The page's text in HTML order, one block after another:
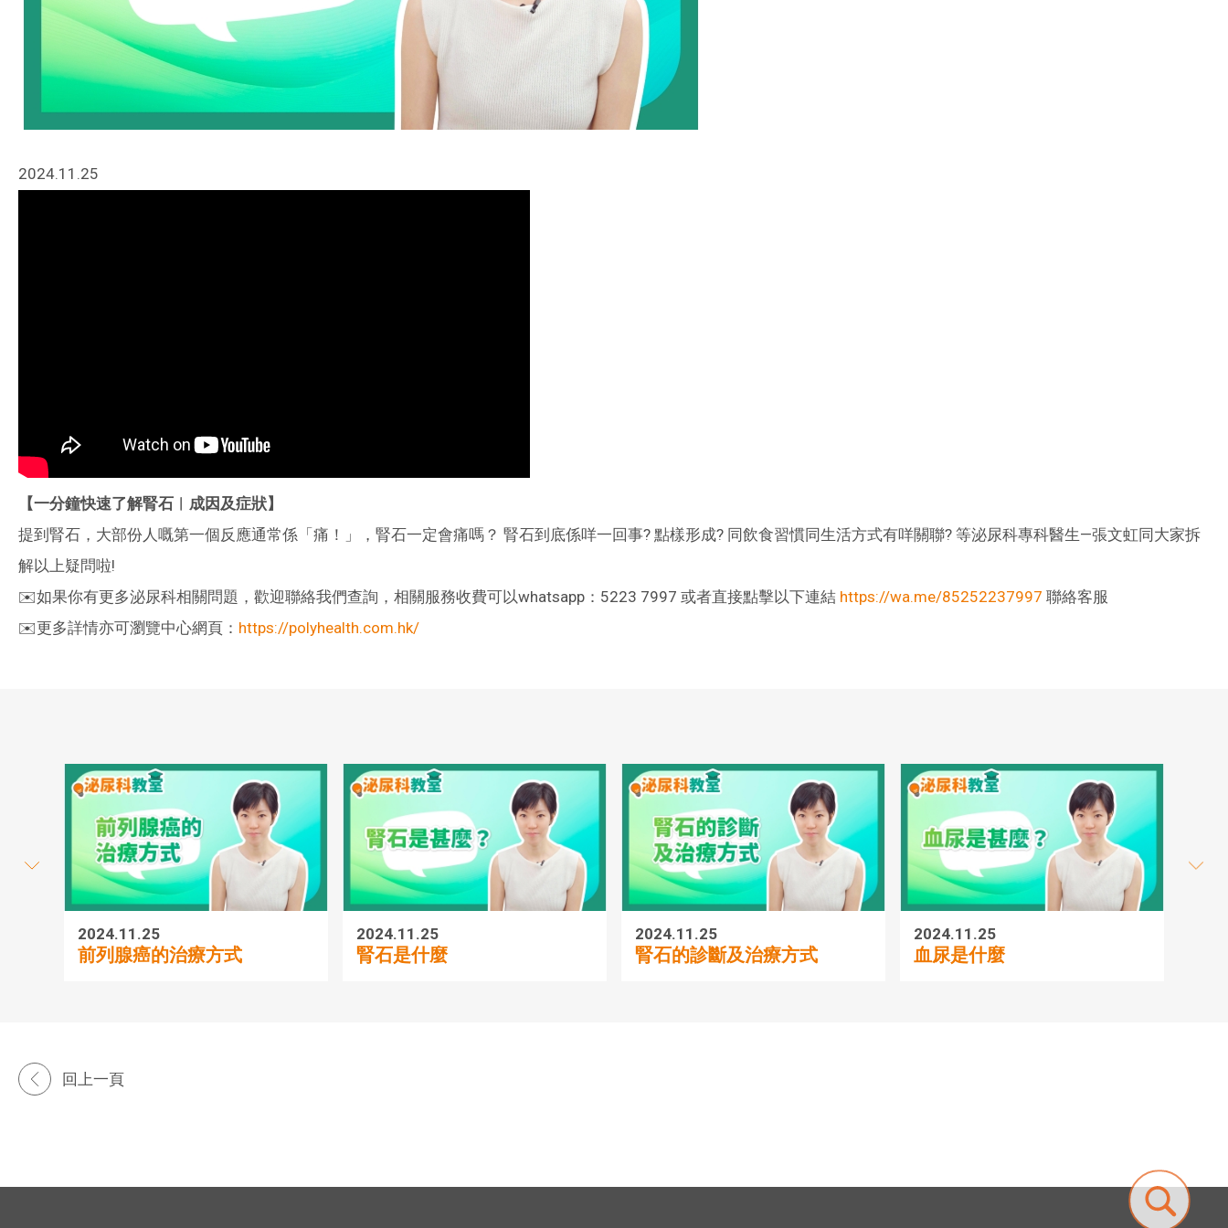
2024.11.25
【一分鐘快速了解腎石︳成因及症狀】
提到腎石，大部份人嘅第一個反應通常係「痛！」，腎石一定會痛嗎？ 腎石到底係咩一回事? 點樣形成? 同飲食習慣同生活方式有咩關聯? 等泌尿科專科醫生—張文虹同大家拆
解以上疑問啦!
✉️如果你有更多泌尿科相關問題，歡迎聯絡我們查詢，相關服務收費可以whatsapp：5223 7997 或者直接點擊以下連結 https://wa.me/85252237997 聯絡客服
✉️更多詳情亦可瀏覽中心網頁： https://polyhealth.com.hk/
2024.11.25
前列腺癌的治療方式
2024.11.25
腎石是什麼
2024.11.25
腎石的診斷及治療方式
2024.11.25
血尿是什麼
回上一頁